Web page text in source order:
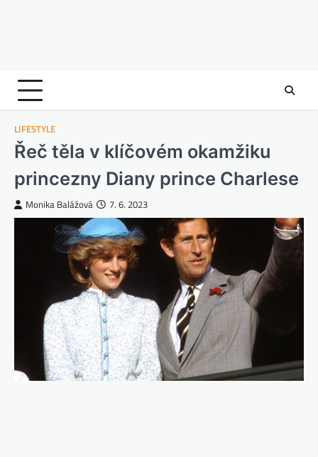
LIFESTYLE
Řeč těla v klíčovém okamžiku
princezny Diany prince Charlese
Monika Balážová 7. 6. 2023